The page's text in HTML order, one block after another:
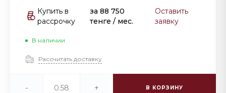
Купить в
рассрочку
за88 750
тенге / мес.
Оставить
заявку
В наличии
Рассчитать доставку
- + В КОРЗИНУ